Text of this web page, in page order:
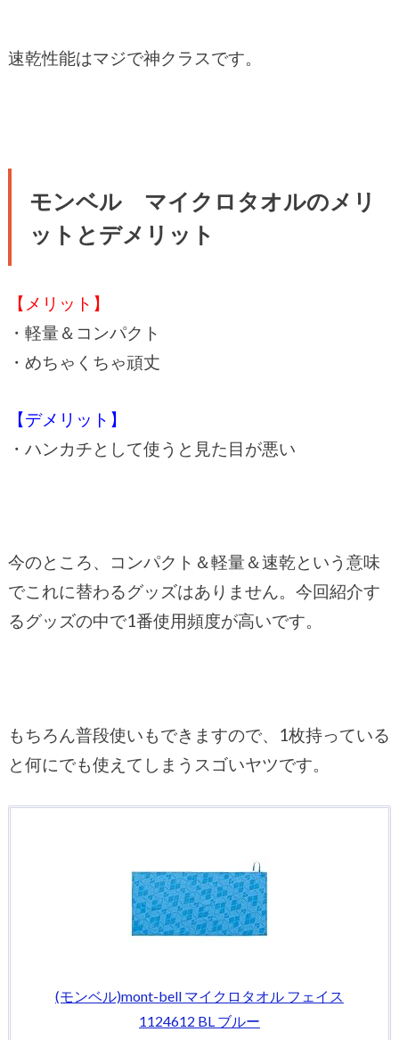
速乾性能はマジで神クラスです。
モンベル マイクロタオルのメリ
ットとデメリット
【メリット】
・軽量＆コンパクト
・めちゃくちゃ頑丈
【デメリット】
・ハンカチとして使うと見た目が悪い
今のところ、コンパクト＆軽量＆速乾という意味
でこれに替わるグッズはありません。今回紹介す
るグッズの中で1番使用頻度が高いです。
もちろん普段使いもできますので、1枚持っている
と何にでも使えてしまうスゴいヤツです。
(モンベル)mont-bell マイクロタオル フェイス
1124612 BL ブルー